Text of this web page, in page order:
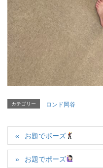
カテゴリー ロンド岡谷
お題でポーズ
お題でポーズ